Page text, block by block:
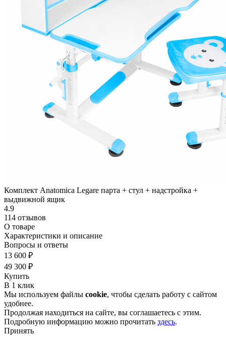
Комплект Anatomica Legare парта + стул + надстройка +
выдвижной ящик
4.9
114 отзывов
О товаре
Характеристики и описание
Вопросы и ответы
13 600 ₽
49 300 ₽
Купить
В 1 клик
Мы используем файлы cookie, чтобы сделать работу с сайтом
удобнее.
Продолжая находиться на сайте, вы соглашаетесь с этим.
Подробную информацию можно прочитать здесь.
Принять